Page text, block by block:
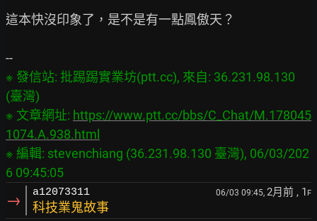
這本快沒印象了，是不是有一點鳳傲天？
※ 發信站: 批踢踢實業坊(ptt.cc), 來自: 36.231.98.130
(臺灣)
※ 文章網址: https://www.ptt.cc/bbs/C_Chat/M.178045
1074.A.938.html
※ 編輯: stevenchiang (36.231.98.130 臺灣), 06/03/202
→ a12073311 06/03 09:45, 2月前 , 1 F
科技業鬼故事